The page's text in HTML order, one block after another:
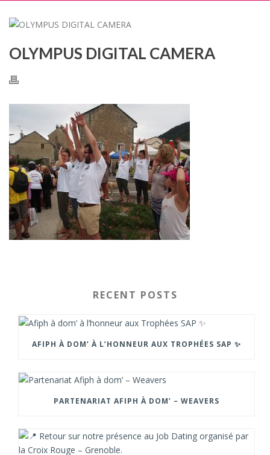
OLYMPUS DIGITAL CAMERA
RECENT POSTS
AFIPH À DOM’ À L’HONNEUR AUX TROPHÉES SAP ✨
PARTENARIAT AFIPH À DOM’ – WEAVERS